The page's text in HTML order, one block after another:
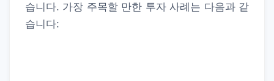
습니다. 가장 주목할 만한 투자 사례는 다음과 같
습니다: